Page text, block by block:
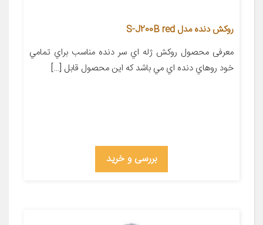
روکش دنده مدل S-J200B red
معرفی محصول روکش ژله اي سر دنده مناسب براي تمامي
خود روهاي دنده اي مي باشد که اين محصول قابل […]
بررسی و خرید